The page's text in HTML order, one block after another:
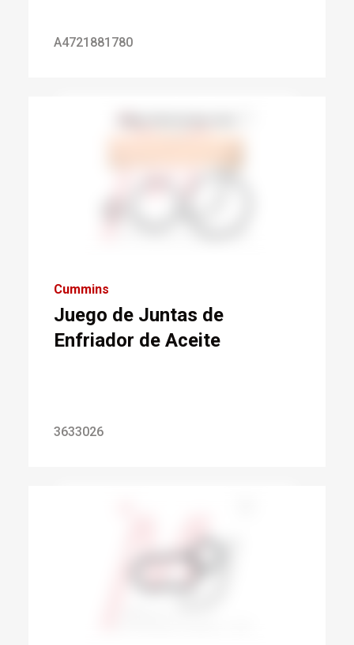
A4721881780
Cummins
Juego de Juntas de
Enfriador de Aceite
3633026